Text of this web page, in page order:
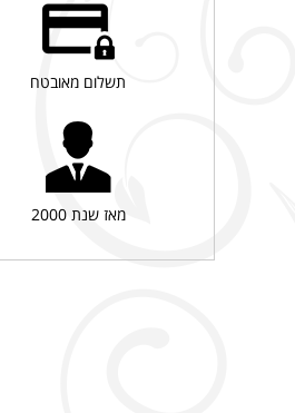
תשלום מאובטח
מאז שנת 2000